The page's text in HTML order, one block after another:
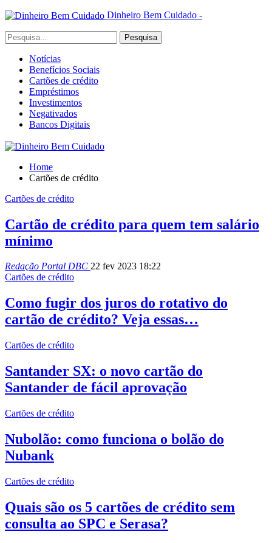
Dinheiro Bem Cuidado -
Notícias
Benefícios Sociais
Cartões de crédito
Empréstimos
Investimentos
Negativados
Bancos Digitais
Home
Cartões de crédito
Cartões de crédito
Cartão de crédito para quem tem salário
mínimo
Redação Portal DBC 22 fev 2023 18:22
Cartões de crédito
Como fugir dos juros do rotativo do
cartão de crédito? Veja essas…
Cartões de crédito
Santander SX: o novo cartão do
Santander de fácil aprovação
Cartões de crédito
Nubolão: como funciona o bolão do
Nubank
Cartões de crédito
Quais são os 5 cartões de crédito sem
consulta ao SPC e Serasa?